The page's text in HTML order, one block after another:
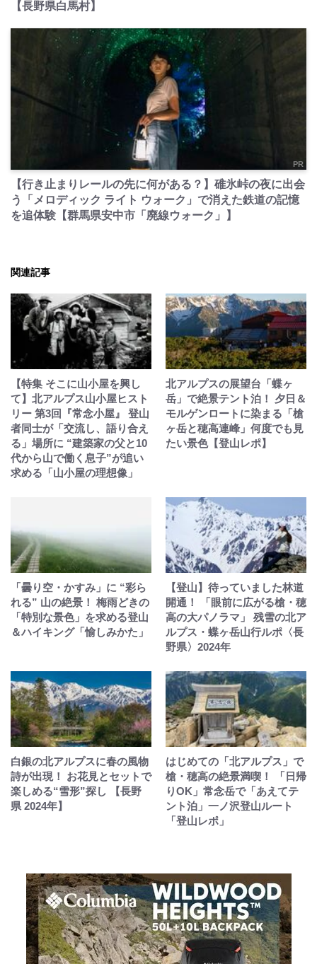
【長野県白馬村】
PR
【行き止まりレールの先に何がある？】碓氷峠の夜に出会
う「メロディック ライト ウォーク」で消えた鉄道の記憶
を追体験【群馬県安中市「廃線ウォーク」】
関連記事
【特集 そこに山小屋を興し
て】北アルプス山小屋ヒスト
リー 第3回『常念小屋』 登山
者同士が「交流し、語り合え
る」場所に “建築家の父と10
代から山で働く息子”が追い
求める「山小屋の理想像」
北アルプスの展望台「蝶ヶ
岳」で絶景テント泊！ 夕日＆
モルゲンロートに染まる「槍
ヶ岳と穂高連峰」何度でも見
たい景色【登山レポ】
「曇り空・かすみ」に “彩ら
れる” 山の絶景！ 梅雨どきの
「特別な景色」を求める登山
＆ハイキング「愉しみかた」
【登山】待っていました林道
開通！ 「眼前に広がる槍・穂
高の大パノラマ」 残雪の北ア
ルプス・蝶ヶ岳山行ルポ〈長
野県〉2024年
白銀の北アルプスに春の風物
詩が出現！ お花見とセットで
楽しめる“雪形”探し 【長野
県 2024年】
はじめての「北アルプス」で
槍・穂高の絶景満喫！ 「日帰
りOK」常念岳で「あえてテ
ント泊」一ノ沢登山ルート
「登山レポ」